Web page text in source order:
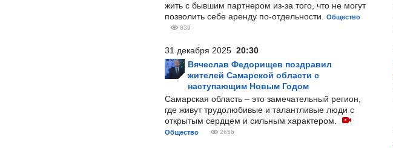
жить с бывшим партнером из-за того, что не могут
позволить себе аренду по-отдельности.
Общество
839
31 декабря 2025 20:30
Вячеслав Федорищев поздравил
жителей Самарской области с
наступающим Новым Годом
Самарская область – это замечательный регион,
где живут трудолюбивые и талантливые люди с
открытым сердцем и сильным характером.
Общество 2656